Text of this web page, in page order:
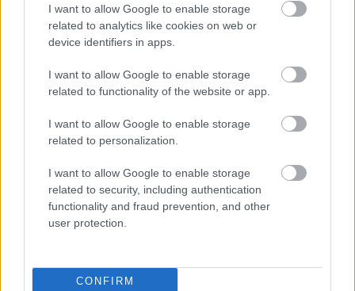
I want to allow Google to enable storage
related to analytics like cookies on web or
device identifiers in apps.
I want to allow Google to enable storage
related to functionality of the website or app.
I want to allow Google to enable storage
related to personalization.
I want to allow Google to enable storage
related to security, including authentication
functionality and fraud prevention, and other
user protection.
CONFIRM
Chystáte sa zatepľovať alebo meniť kotol?
Návod, ako v nových dotačných výzvach
neprísť o tisíce eur
váš vianočný stromček